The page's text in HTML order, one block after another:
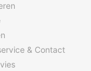
& Contact